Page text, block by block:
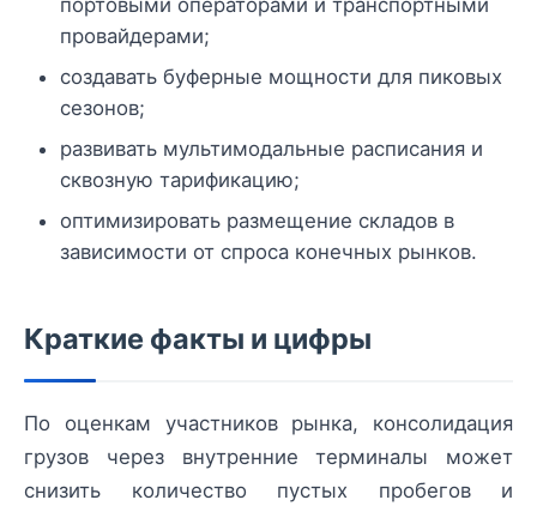
провайдерами;
создавать буферные мощности для пиковых
сезонов;
развивать мультимодальные расписания и
сквозную тарификацию;
оптимизировать размещение складов в
зависимости от спроса конечных рынков.
Краткие факты и цифры
По оценкам участников рынка, консолидация
грузов через внутренние терминалы может
снизить количество пустых пробегов и